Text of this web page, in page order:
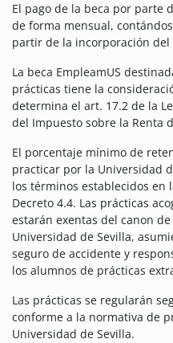
El pago de la beca por parte
de forma mensual,
partir de la incorporación del
La beca EmpleamUS
prácticas tiene la
determina el art. 17.2 de la
del Impuesto sobre la Renta
El porcentaje mínimo de
practicar por la Universidad
los términos establecidos en
Decreto 4.4. Las prácticas
estarán exentas del canon
Universidad de Sevilla,
seguro de accidente y
los alumnos de prácticas
Las prácticas se regularán
conforme a la normativa de
Universidad de Sevilla.